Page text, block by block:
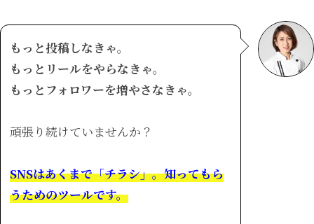
もっと投稿しなきゃ。
もっとリールをやらなきゃ。
もっとフォロワーを増やさなきゃ。
頑張り続けていませんか？
SNSはあくまで「チラシ」。知ってもら
うためのツールです。